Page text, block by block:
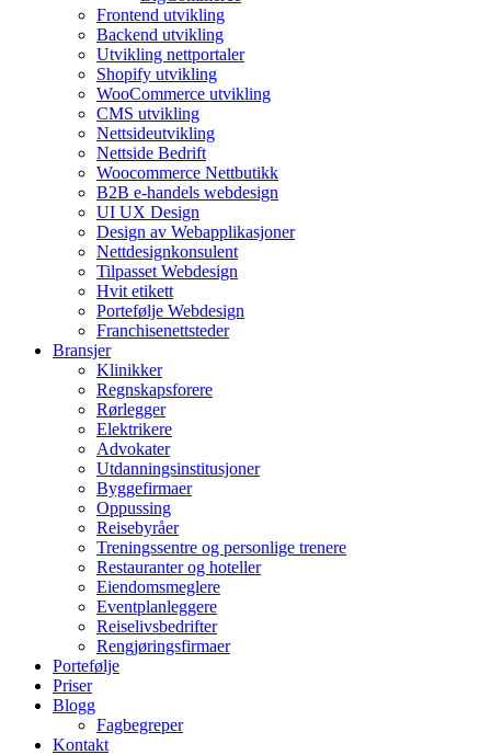
Frontend utvikling
Backend utvikling
Utvikling nettportaler
Shopify utvikling
WooCommerce utvikling
CMS utvikling
Nettsideutvikling
Nettside Bedrift
Woocommerce Nettbutikk
B2B e-handels webdesign
UI UX Design
Design av Webapplikasjoner
Nettdesignkonsulent
Tilpasset Webdesign
Hvit etikett
Portefølje Webdesign
Franchisenettsteder
Bransjer
Klinikker
Regnskapsforere
Rørlegger
Elektrikere
Advokater
Utdanningsinstitusjoner
Byggefirmaer
Oppussing
Reisebyråer
Treningssentre og personlige trenere
Restauranter og hoteller
Eiendomsmeglere
Eventplanleggere
Reiselivsbedrifter
Rengjøringsfirmaer
Portefølje
Priser
Blogg
Fagbegreper
Kontakt